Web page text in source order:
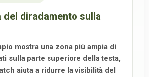
del diradamento sulla
mostra una zona più ampia di
sulla parte superiore della testa,
aiuta a ridurre la visibilità del